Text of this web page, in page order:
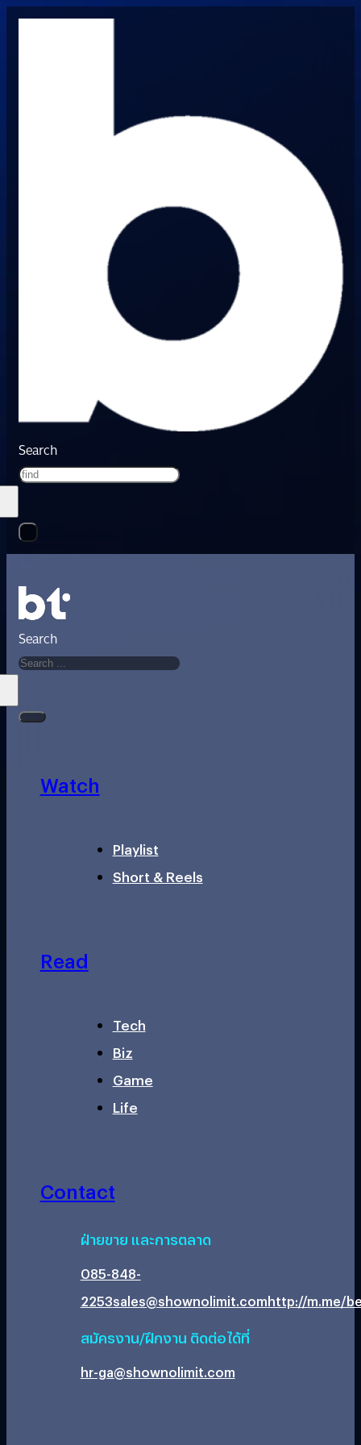
Search
Search
Watch
Playlist
Short & Reels
Read
Tech
Biz
Game
Life
Contact
ฝ่ายขาย และการตลาด
085-848-
2253sales@shownolimit.comhttp://m.me/
สมัครงาน/ฝึกงาน ติดต่อได้ที่
hr-ga@shownolimit.com